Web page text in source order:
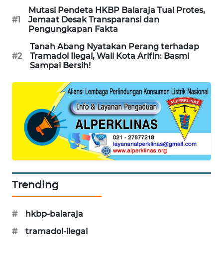
#1
Mutasi Pendeta HKBP Balaraja Tuai Protes,
Jemaat Desak Transparansi dan
Pengungkapan Fakta
#2
Tanah Abang Nyatakan Perang terhadap
Tramadol Ilegal, Wali Kota Arifin: Basmi
Sampai Bersih!
Trending
#
hkbp-balaraja
#
tramadol-ilegal
WN
PURWAKARTA
WN
PRIANGAN
SEMARANG
WN
WN
BOROBUDUR
WN